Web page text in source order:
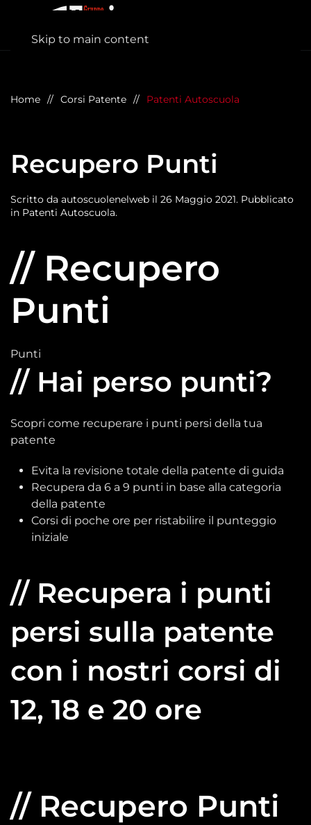
Skip to main content
Home Corsi Patente Patenti Autoscuola
Recupero Punti
Scritto da autoscuolenelweb il 26 Maggio 2021. Pubblicato
in Patenti Autoscuola.
// Recupero
Punti
Punti
// Hai perso punti?
Scopri come recuperare i punti persi della tua
patente
Evita la revisione totale della patente di guida
Recupera da 6 a 9 punti in base alla categoria
della patente
Corsi di poche ore per ristabilire il punteggio
iniziale
// Recupera i punti
persi sulla patente
con i nostri corsi di
12, 18 e 20 ore
// Recupero Punti